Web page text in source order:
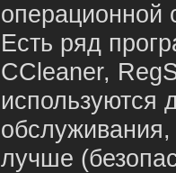
операционной
Есть ряд
CCleaner,
используются
обслуживания,
лучше